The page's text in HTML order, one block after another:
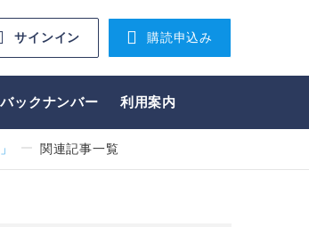
サインイン 購読申込み
バックナンバー 利用案内
関連記事一覧